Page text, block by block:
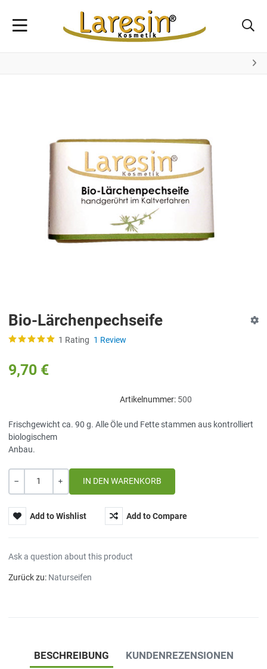
Bio-Lärchenpechseife
1 Rating 1 Review
9,70 €
Artikelnummer: 500
Frischgewicht ca. 90 g. Alle Öle und Fette stammen aus kontrolliert
biologischem
Anbau.
Add to Wishlist Add to Compare
Ask a question about this product
Zurück zu: Naturseifen
BESCHREIBUNG KUNDENREZENSIONEN